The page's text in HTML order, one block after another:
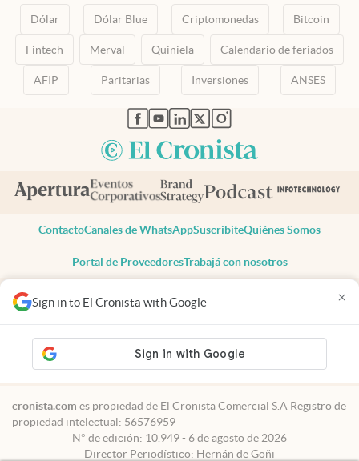
Sign in to El Cronista with Google ×
Dólar Dólar Blue Criptomonedas Bitcoin
Fintech Merval Quiniela Calendario de feriados
AFIP Paritarias Inversiones ANSES
abre en nueva pestaña
abre en nueva pestaña
abre en nueva pestaña
abre en nueva pestaña
abre en nueva pestaña
ContactoCanales de WhatsAppSuscribiteQuiénes Somos
Portal de ProveedoresTrabajá con nosotros
Todos los derechos reservados
Privacidad
Consentimiento
Tel:+54 11 7078-3270
cronista.com es propiedad de El Cronista Comercial S.A Registro de
propiedad intelectual: 56576959
N° de edición: 10.949 - 6 de agosto de 2026
Director Periodístico: Hernán de Goñi